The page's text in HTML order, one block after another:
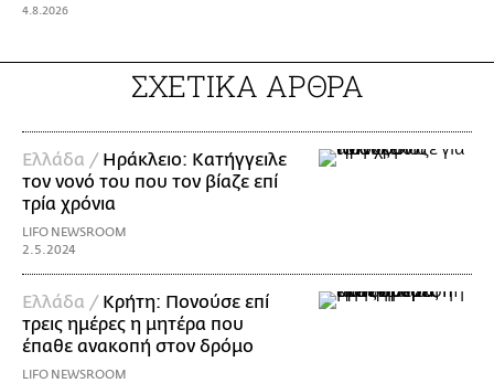
4.8.2026
ΣΧΕΤΙΚΑ ΑΡΘΡΑ
Ελλάδα / Ηράκλειο: Κατήγγειλε
τον νονό του που τον βίαζε επί
τρία χρόνια
LIFO NEWSROOM
2.5.2024
Ελλάδα / Κρήτη: Πονούσε επί
τρεις ημέρες η μητέρα που
έπαθε ανακοπή στον δρόμο
LIFO NEWSROOM